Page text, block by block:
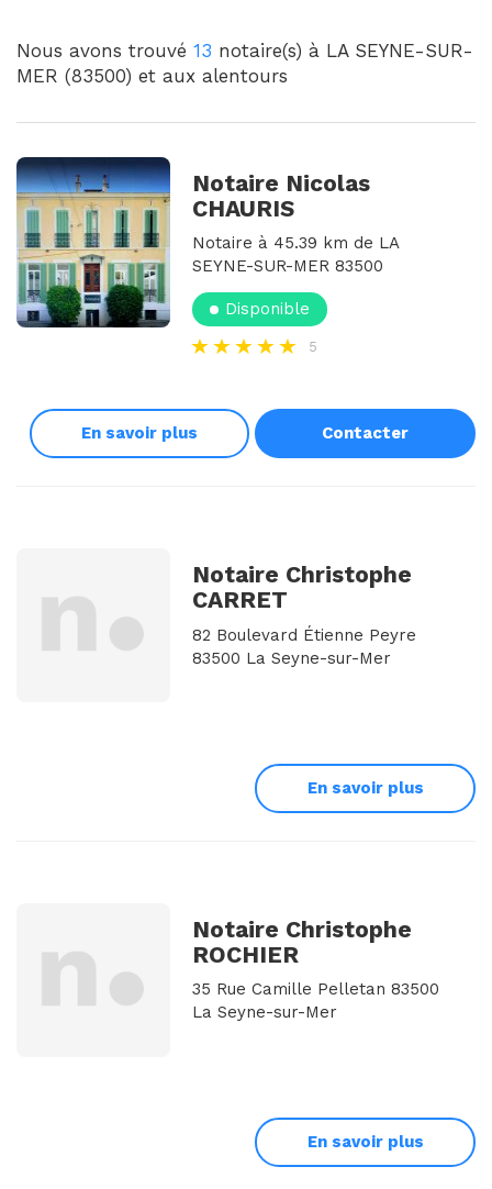
Nous avons trouvé 13 notaire(s) à LA SEYNE-SUR-
MER (83500) et aux alentours
Notaire Nicolas
CHAURIS
Notaire à 45.39 km de LA
SEYNE-SUR-MER 83500
Disponible
5
En savoir plus Contacter
Notaire Christophe
CARRET
82 Boulevard Étienne Peyre
83500 La Seyne-sur-Mer
En savoir plus
Notaire Christophe
ROCHIER
35 Rue Camille Pelletan 83500
La Seyne-sur-Mer
En savoir plus